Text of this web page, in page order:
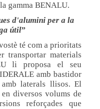
gamma BENALU.
d'alumini per a la
útil
té com a prioritats
transportar materials
li proposa el seu
amb bastidor
laterals llisos. El
diversos volums de
reforçades que